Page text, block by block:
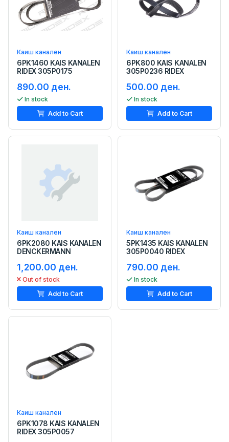
Каиш канален
6PK1460 KAIS KANALEN
RIDEX 305P0175
890.00 ден.
In stock
Add to Cart
Каиш канален
6PK800 KAIS KANALEN
305P0236 RIDEX
500.00 ден.
In stock
Add to Cart
Каиш канален
6PK2080 KAIS KANALEN
DENCKERMANN
1,200.00 ден.
Out of stock
Add to Cart
Каиш канален
5PK1435 KAIS KANALEN
305P0040 RIDEX
790.00 ден.
In stock
Add to Cart
Каиш канален
6PK1078 KAIS KANALEN
RIDEX 305P0057